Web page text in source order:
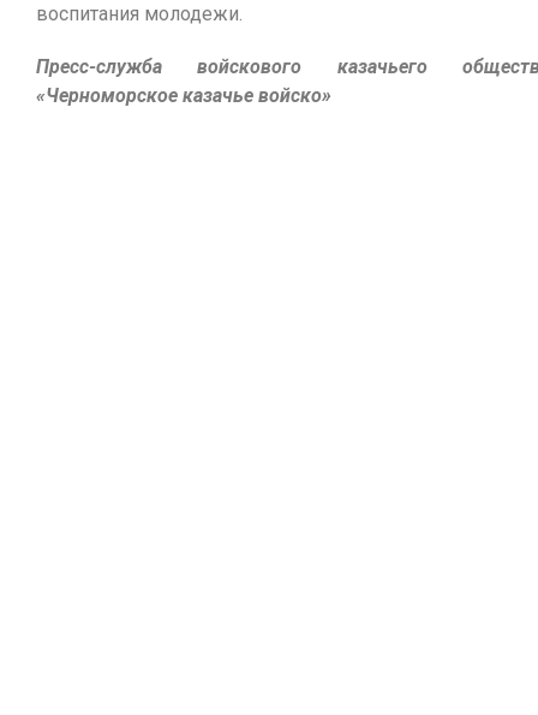
воспитания молодежи.
Пресс-служба войскового казачьего
«Черноморское казачье войско»